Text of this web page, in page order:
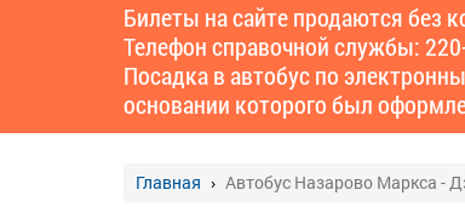
Билеты на сайте продаются без
Телефон справочной службы:
Посадка в автобус по
основании которого был
Главная Автобус Назарово Маркса -